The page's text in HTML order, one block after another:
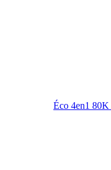
Éco 4en1 80K